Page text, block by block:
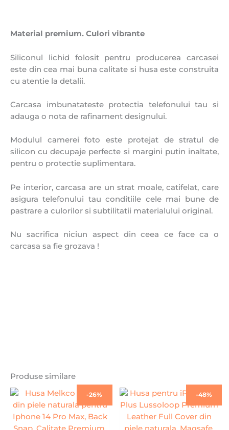
Material premium. Culori vibrante
Siliconul lichid folosit pentru producerea carcasei
este din cea mai buna calitate si husa este construita
cu atentie la detalii.
Carcasa imbunatateste protectia telefonului tau si
adauga o nota de rafinament designului.
Modulul camerei foto este protejat de stratul de
silicon cu decupaje perfecte si margini putin inaltate,
pentru o protectie suplimentara.
Pe interior, carcasa are un strat moale, catifelat, care
asigura telefonului tau conditiile cele mai bune de
pastrare a culorilor si subtilitatii materialului original.
Nu sacrifica niciun aspect din ceea ce face ca o
carcasa sa fie grozava !
Produse similare
-26%
Prețul
a
fost:
134,00 lei.
Prețul
este:
99,00 lei.
-48%
Prețul
a
fost:
154,00 lei.
Prețul
este:
79,99 lei.